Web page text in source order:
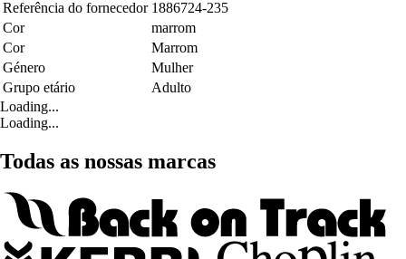
Referência do fornecedor 1886724-235
Cor
marrom
Cor
Marrom
Género
Mulher
Grupo etário
Adulto
Loading...
Loading...
Todas as nossas marcas